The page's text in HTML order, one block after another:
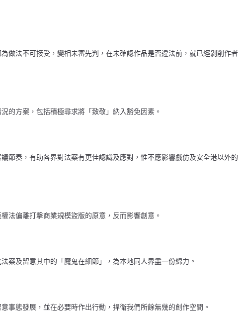
做法不可接受，變相未審先判，在未確認作品是否違法前，就已經剝削作者
的方案，包括積極尋求將 「致敬」納入豁免因素。
節奏，有助各界對法案有更佳認識及應對，惟不應影響戲仿及安全港以外的
法偏離打擊商業規模盜版的原意，反而影響創意。
案及留意其中的「魔鬼在細節」，為本地同人界盡一份綿力。
事態發展，並在必要時作出行動，捍衛我們所餘無幾的創作空間。